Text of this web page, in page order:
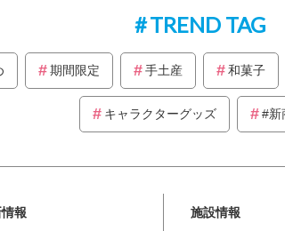
TREND TAG
期間限定 手土産 和菓子
キャラクターグッズ #新
報 施設情報